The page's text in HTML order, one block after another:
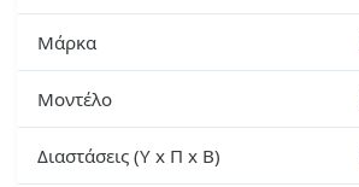
Μάρκα
Μοντέλο
Διαστάσεις (Υ x Π x Β)